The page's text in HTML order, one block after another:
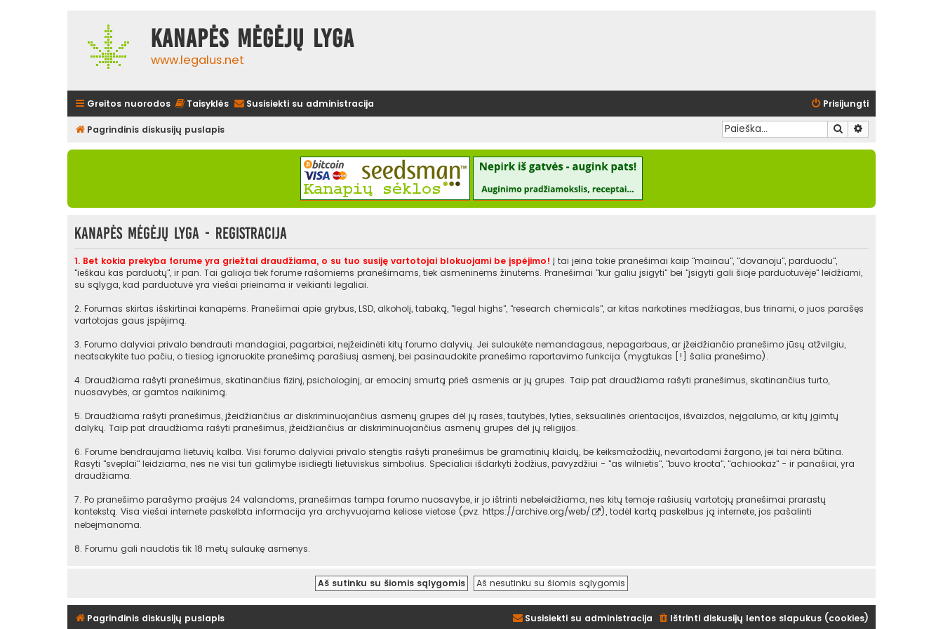
Kanapės mėgėjų lyga
www.legalus.net
Greitos nuorodos Taisyklės Susisiekti su administracija Prisijungti
Pagrindinis diskusijų puslapis Ieškoti
Kanapės mėgėjų lyga - Registracija
1. Bet kokia prekyba forume yra griežtai draudžiama, o su tuo susiję vartotojai blokuojami be įspėjimo! Į tai įeina tokie pranešimai kaip "mainau", "dovanoju", parduodu",
"ieškau kas parduotų", ir pan. Tai galioja tiek forume rašomiems pranešimams, tiek asmeninėms žinutėms. Pranešimai "kur galiu įsigyti" bei "įsigyti gali šioje parduotuvėje" leidžiami,
su sąlyga, kad parduotuvė yra viešai prieinama ir veikianti legaliai.
2. Forumas skirtas išskirtinai kanapėms. Pranešimai apie grybus, LSD, alkoholį, tabaką, "legal highs", "research chemicals", ar kitas narkotines medžiagas, bus trinami, o juos parašęs
vartotojas gaus įspėjimą.
3. Forumo dalyviai privalo bendrauti mandagiai, pagarbiai, neįžeidinėti kitų forumo dalyvių. Jei sulaukėte nemandagaus, nepagarbaus, ar įžeidžiančio pranešimo jūsų atžvilgiu,
neatsakykite tuo pačiu, o tiesiog ignoruokite pranešimą parašiusį asmenį, bei pasinaudokite pranešimo raportavimo funkcija (mygtukas [!] šalia pranešimo).
4. Draudžiama rašyti pranešimus, skatinančius fizinį, psichologinį, ar emocinį smurtą prieš asmenis ar jų grupes. Taip pat draudžiama rašyti pranešimus, skatinančius turto,
nuosavybės, ar gamtos naikinimą.
5. Draudžiama rašyti pranešimus, įžeidžiančius ar diskriminuojančius asmenų grupes dėl jų rasės, tautybės, lyties, seksualinės orientacijos, išvaizdos, neįgalumo, ar kitų įgimtų
dalykų. Taip pat draudžiama rašyti pranešimus, įžeidžiančius ar diskriminuojančius asmenų grupes dėl jų religijos.
6. Forume bendraujama lietuvių kalba. Visi forumo dalyviai privalo stengtis rašyti pranešimus be gramatinių klaidų, be keiksmažodžių, nevartodami žargono, jei tai nėra būtina.
Rasyti "sveplai" leidziama, nes ne visi turi galimybe isidiegti lietuviskus simbolius. Specialiai išdarkyti žodžius, pavyzdžiui - "as wilnietis", "buvo kroota", "achiookaz" - ir panašiai, yra
draudžiama.
7. Po pranešimo parašymo praėjus 24 valandoms, pranešimas tampa forumo nuosavybe, ir jo ištrinti nebeleidžiama, nes kitų temoje rašiusių vartotojų pranešimai prarastų
kontekstą. Visa viešai internete paskelbta informacija yra archyvuojama keliose vietose (pvz. https://archive.org/web/
), todėl kartą paskelbus ją internete, jos pašalinti
nebeįmanoma.
8. Forumu gali naudotis tik 18 metų sulaukę asmenys.
Pagrindinis diskusijų puslapis Ištrinti diskusijų lentos slapukus (cookies)
Susisiekti su administracija